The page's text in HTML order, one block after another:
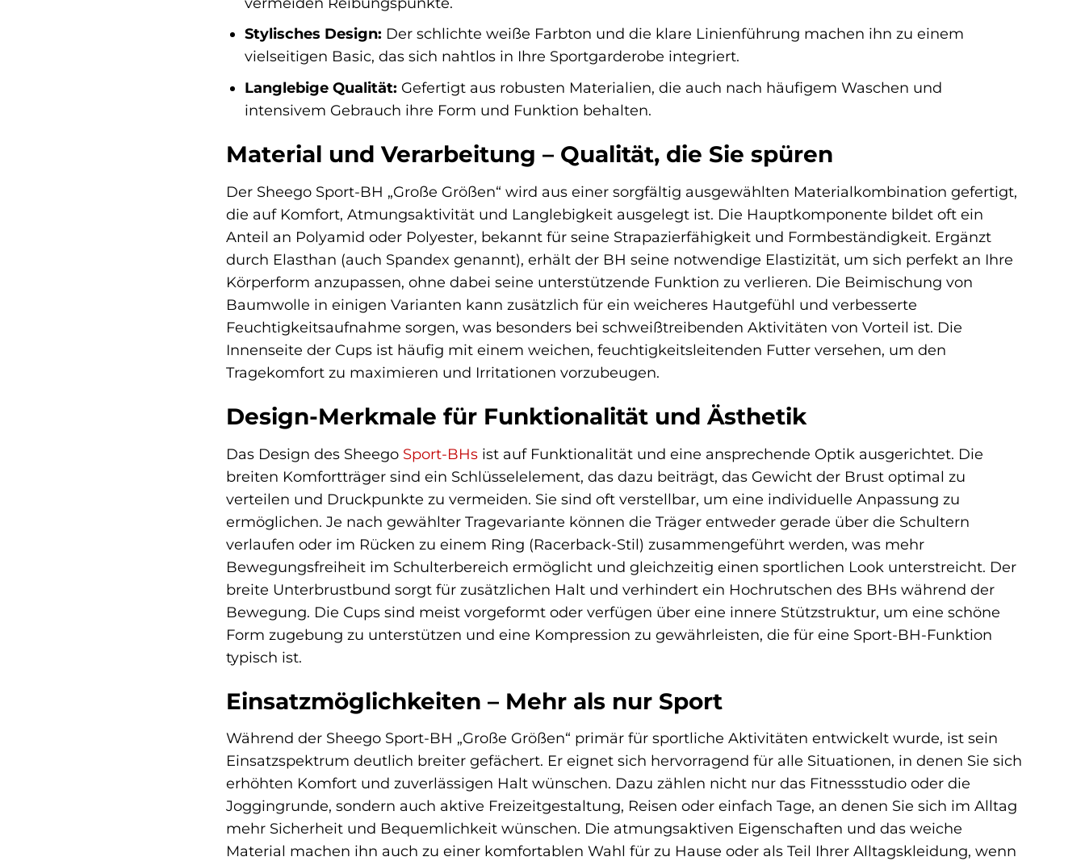
Stylisches Design: Der schlichte weiße Farbton und die klare Linienführung machen ihn zu einem
vielseitigen Basic, das sich nahtlos in Ihre Sportgarderobe integriert.
Langlebige Qualität: Gefertigt aus robusten Materialien, die auch nach häufigem Waschen und
intensivem Gebrauch ihre Form und Funktion behalten.
Material und Verarbeitung – Qualität, die Sie spüren
Der Sheego Sport-BH „Große Größen“ wird aus einer sorgfältig ausgewählten Materialkombination gefertigt,
die auf Komfort, Atmungsaktivität und Langlebigkeit ausgelegt ist. Die Hauptkomponente bildet oft ein
Anteil an Polyamid oder Polyester, bekannt für seine Strapazierfähigkeit und Formbeständigkeit. Ergänzt
durch Elasthan (auch Spandex genannt), erhält der BH seine notwendige Elastizität, um sich perfekt an Ihre
Körperform anzupassen, ohne dabei seine unterstützende Funktion zu verlieren. Die Beimischung von
Baumwolle in einigen Varianten kann zusätzlich für ein weicheres Hautgefühl und verbesserte
Feuchtigkeitsaufnahme sorgen, was besonders bei schweißtreibenden Aktivitäten von Vorteil ist. Die
Innenseite der Cups ist häufig mit einem weichen, feuchtigkeitsleitenden Futter versehen, um den
Tragekomfort zu maximieren und Irritationen vorzubeugen.
Design-Merkmale für Funktionalität und Ästhetik
Das Design des Sheego Sport-BHs ist auf Funktionalität und eine ansprechende Optik ausgerichtet. Die
breiten Komfortträger sind ein Schlüsselelement, das dazu beiträgt, das Gewicht der Brust optimal zu
verteilen und Druckpunkte zu vermeiden. Sie sind oft verstellbar, um eine individuelle Anpassung zu
ermöglichen. Je nach gewählter Tragevariante können die Träger entweder gerade über die Schultern
verlaufen oder im Rücken zu einem Ring (Racerback-Stil) zusammengeführt werden, was mehr
Bewegungsfreiheit im Schulterbereich ermöglicht und gleichzeitig einen sportlichen Look unterstreicht. Der
breite Unterbrustbund sorgt für zusätzlichen Halt und verhindert ein Hochrutschen des BHs während der
Bewegung. Die Cups sind meist vorgeformt oder verfügen über eine innere Stützstruktur, um eine schöne
Form zugebung zu unterstützen und eine Kompression zu gewährleisten, die für eine Sport-BH-Funktion
typisch ist.
Einsatzmöglichkeiten – Mehr als nur Sport
Während der Sheego Sport-BH „Große Größen“ primär für sportliche Aktivitäten entwickelt wurde, ist sein
Einsatzspektrum deutlich breiter gefächert. Er eignet sich hervorragend für alle Situationen, in denen Sie sich
erhöhten Komfort und zuverlässigen Halt wünschen. Dazu zählen nicht nur das Fitnessstudio oder die
Joggingrunde, sondern auch aktive Freizeitgestaltung, Reisen oder einfach Tage, an denen Sie sich im Alltag
mehr Sicherheit und Bequemlichkeit wünschen. Die atmungsaktiven Eigenschaften und das weiche
Material machen ihn auch zu einer komfortablen Wahl für zu Hause oder als Teil Ihrer Alltagskleidung, wenn